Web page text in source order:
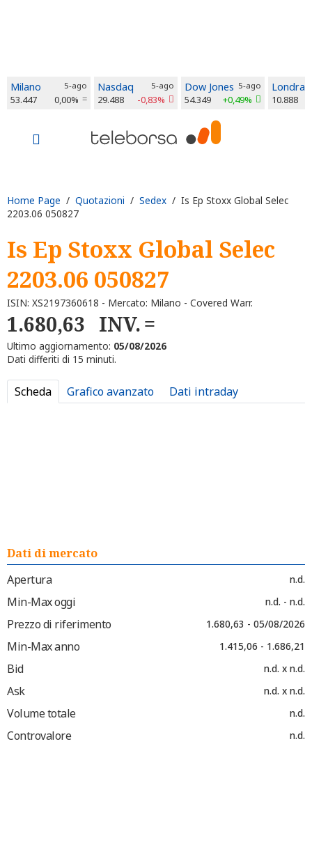
Milano 5-ago
53.447 0,00%
Nasdaq 5-ago
29.488 -0,83%
Dow Jones 5-ago
54.349 +0,49%
Londra
10.888
Home Page / Quotazioni / Sedex / Is Ep Stoxx Global Selec
2203.06 050827
Is Ep Stoxx Global Selec
2203.06 050827
ISIN: XS2197360618 - Mercato: Milano - Covered Warr.
1.680,63 INV.
Ultimo aggiornamento: 05/08/2026
Dati differiti di 15 minuti.
Scheda Grafico avanzato Dati intraday
Dati di mercato
Apertura
n.d.
Min-Max oggi n.d. - n.d.
Prezzo di riferimento 1.680,63 - 05/08/2026
Min-Max anno 1.415,06 - 1.686,21
Bid n.d. x n.d.
Ask n.d. x n.d.
Volume totale n.d.
Controvalore n.d.